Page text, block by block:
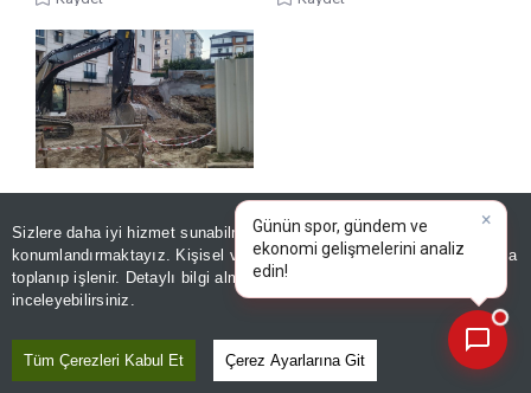
Sizlere daha iyi hizmet sunabilmek adına sitemizdeçerez
konumlandırmaktayız. Kişisel verileriniz, KVKK ve GDPR kapsamında
toplanıp işlenir. Detaylı bilgi almak için
inceleyebilirsiniz.
Tüm Çerezleri Kabul Et Çerez Ayarlarına Git
ağza geldi! İnşaatın
istinat duvarı çöktü:
Yanındaki 5 katlı bina
boşaltıldı
Kaydet
Günün spor, gündem ve
ekonomi gelişmelerini